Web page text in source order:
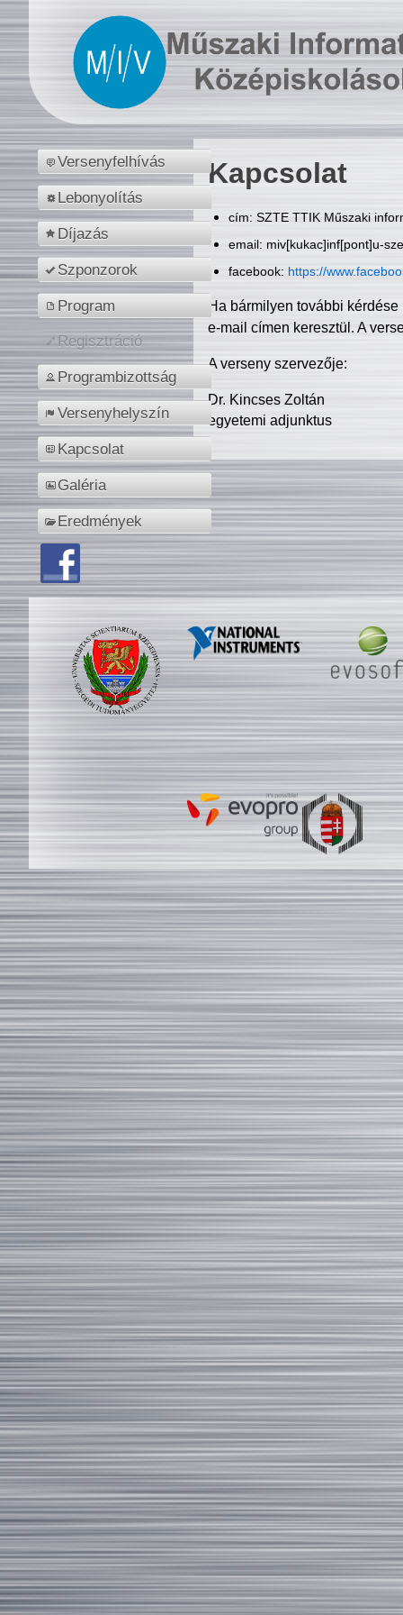
Versenyfelhívás
Lebonyolítás
Díjazás
Szponzorok
Program
Regisztráció
Programbizottság
Versenyhelyszín
Kapcsolat
Galéria
Eredmények
Kapcsolat
cím: SZTE TTIK Műszaki
email: miv[kukac]inf[pont]u-
facebook: https://
Ha bármilyen további
e-mail címen keresztül. A
A verseny szervezője:
Dr. Kincses Zoltán
egyetemi adjunktus